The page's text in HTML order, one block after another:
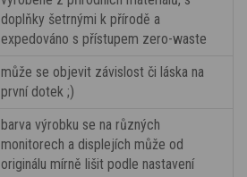
doplňky šetrnými k přírodě a
expedováno s přístupem zero-waste
může se objevit závislost či láska na
první dotek ;)
barva výrobku se na různých
monitorech a displejích může od
originálu mírně lišit podle nastavení